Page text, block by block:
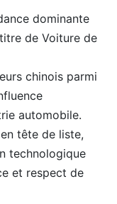
dominante
de Voiture de
chinois parmi
automobile.
tête de liste,
technologique
et respect de